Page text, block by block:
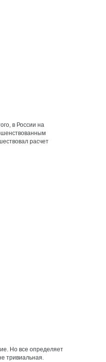
в России на
расчет
Но все определяет
тривиальная.